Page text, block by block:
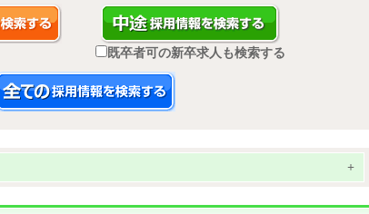
既卒者可の新卒求人も検索する
+